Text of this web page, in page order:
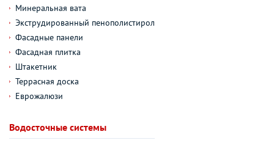
Минеральная вата
Экструдированный пенополистирол
Фасадные панели
Фасадная плитка
Штакетник
Террасная доска
Еврожалюзи
Водосточные системы